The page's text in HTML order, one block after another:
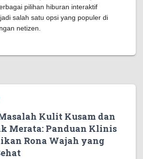
pilihan hiburan interaktif
salah satu opsi yang populer di
netizen.
Kulit Kusam dan
Merata: Panduan Klinis
Rona Wajah yang